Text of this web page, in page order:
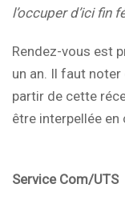
l’occuper d’ici fin
Rendez-vous est
un an. Il faut
partir de cette
être interpellée en
Service Com/UTS